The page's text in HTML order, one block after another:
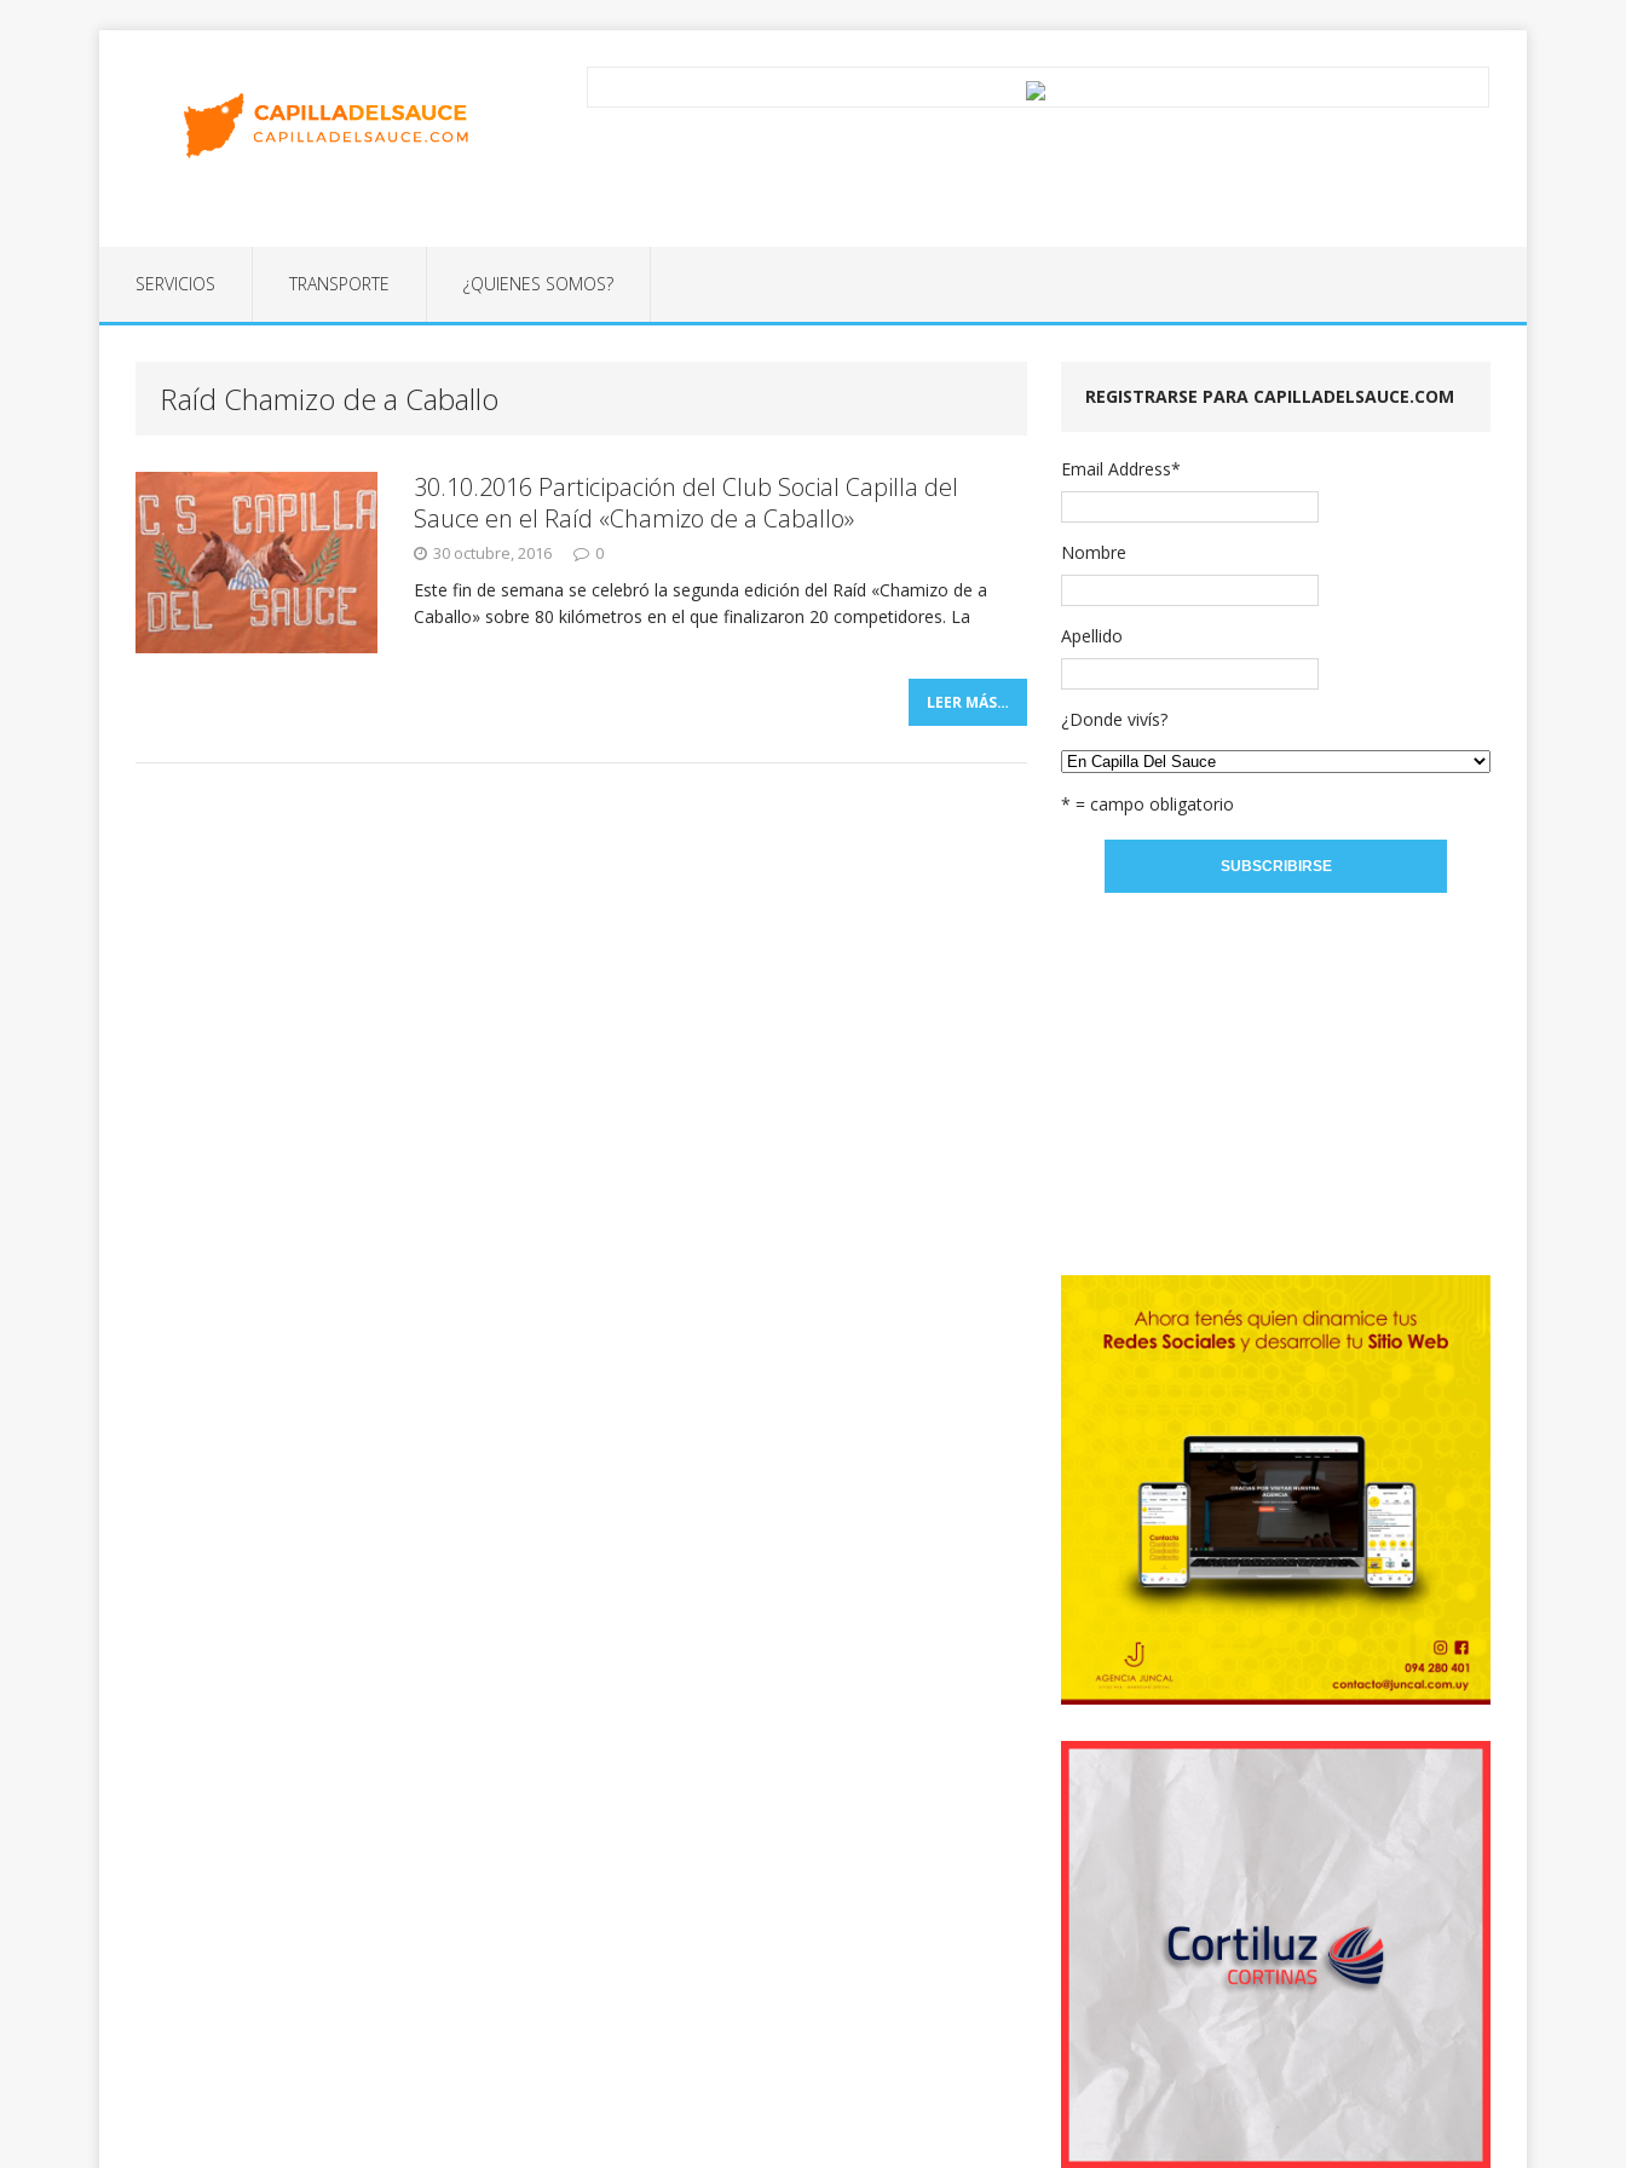
SERVICIOS TRANSPORTE ¿QUIENES SOMOS?
Raíd Chamizo de a Caballo
30.10.2016 Participación del Club Social Capilla del
Sauce en el Raíd «Chamizo de a Caballo»
30 octubre, 2016 0
Este fin de semana se celebró la segunda edición del Raíd «Chamizo de a
Caballo» sobre 80 kilómetros en el que finalizaron 20 competidores. La
LEER MÁS…
REGISTRARSE PARA CAPILLADELSAUCE.COM
Email Address*
Nombre
Apellido
¿Donde vivís?
* = campo obligatorio